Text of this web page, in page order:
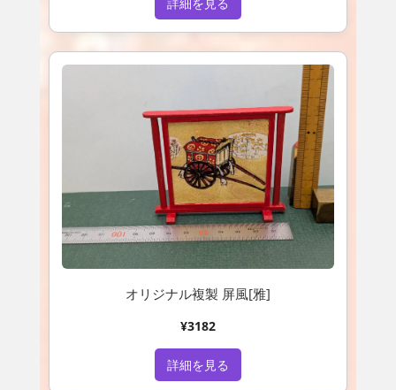
オリジナル複製 屏風[雅]
¥3182
詳細を見る